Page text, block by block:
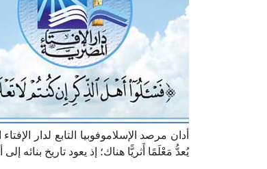
أدان مرصد الإسلاموفوبيا التابع لدار
يُعدُّ مَعْلَمًا أَثريًّا هناك؛ إذ يعود تاريخ بنائه